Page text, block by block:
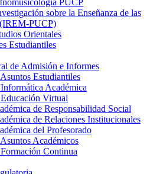
PUCP
sobre la Enseñanza de las
PUCP)
Orientales
Estudiantiles
de Admisión e Informes
Estudiantiles
Académica
Virtual
de Responsabilidad Social
de Relaciones Institucionales
del Profesorado
Académicos
Continua